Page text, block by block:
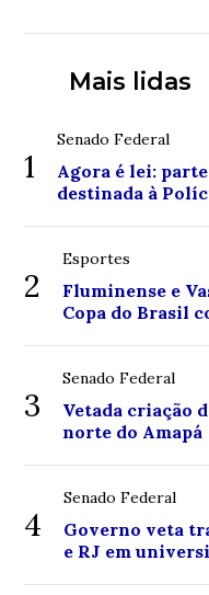
Mais lidas
1
Senado Federal
Agora é lei:
destinada à
2
Esportes
Fluminense e
Copa do Brasil
3
Senado Federal
Vetada criação
norte do Amapá
4
Senado Federal
Governo veta
e RJ em